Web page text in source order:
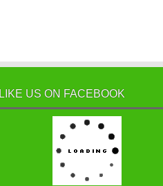
LIKE US ON FACEBOOK